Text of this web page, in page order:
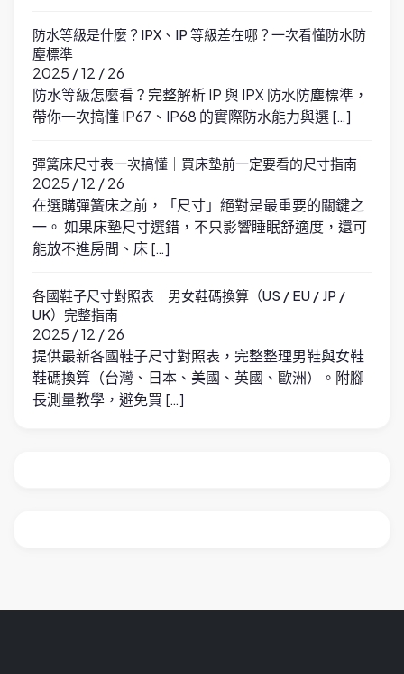
防水等級是什麼？IPX、IP 等級差在哪？一次看懂防水防
塵標準
2025 / 12 / 26
防水等級怎麼看？完整解析 IP 與 IPX 防水防塵標準，
帶你一次搞懂 IP67、IP68 的實際防水能力與選 […]
彈簧床尺寸表一次搞懂｜買床墊前一定要看的尺寸指南
2025 / 12 / 26
在選購彈簧床之前，「尺寸」絕對是最重要的關鍵之
一。 如果床墊尺寸選錯，不只影響睡眠舒適度，還可
能放不進房間、床 […]
各國鞋子尺寸對照表｜男女鞋碼換算（US / EU / JP /
UK）完整指南
2025 / 12 / 26
提供最新各國鞋子尺寸對照表，完整整理男鞋與女鞋
鞋碼換算（台灣、日本、美國、英國、歐洲）。附腳
長測量教學，避免買 […]